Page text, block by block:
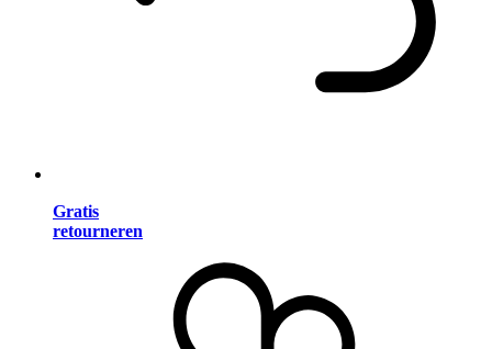
Gratis
retourneren